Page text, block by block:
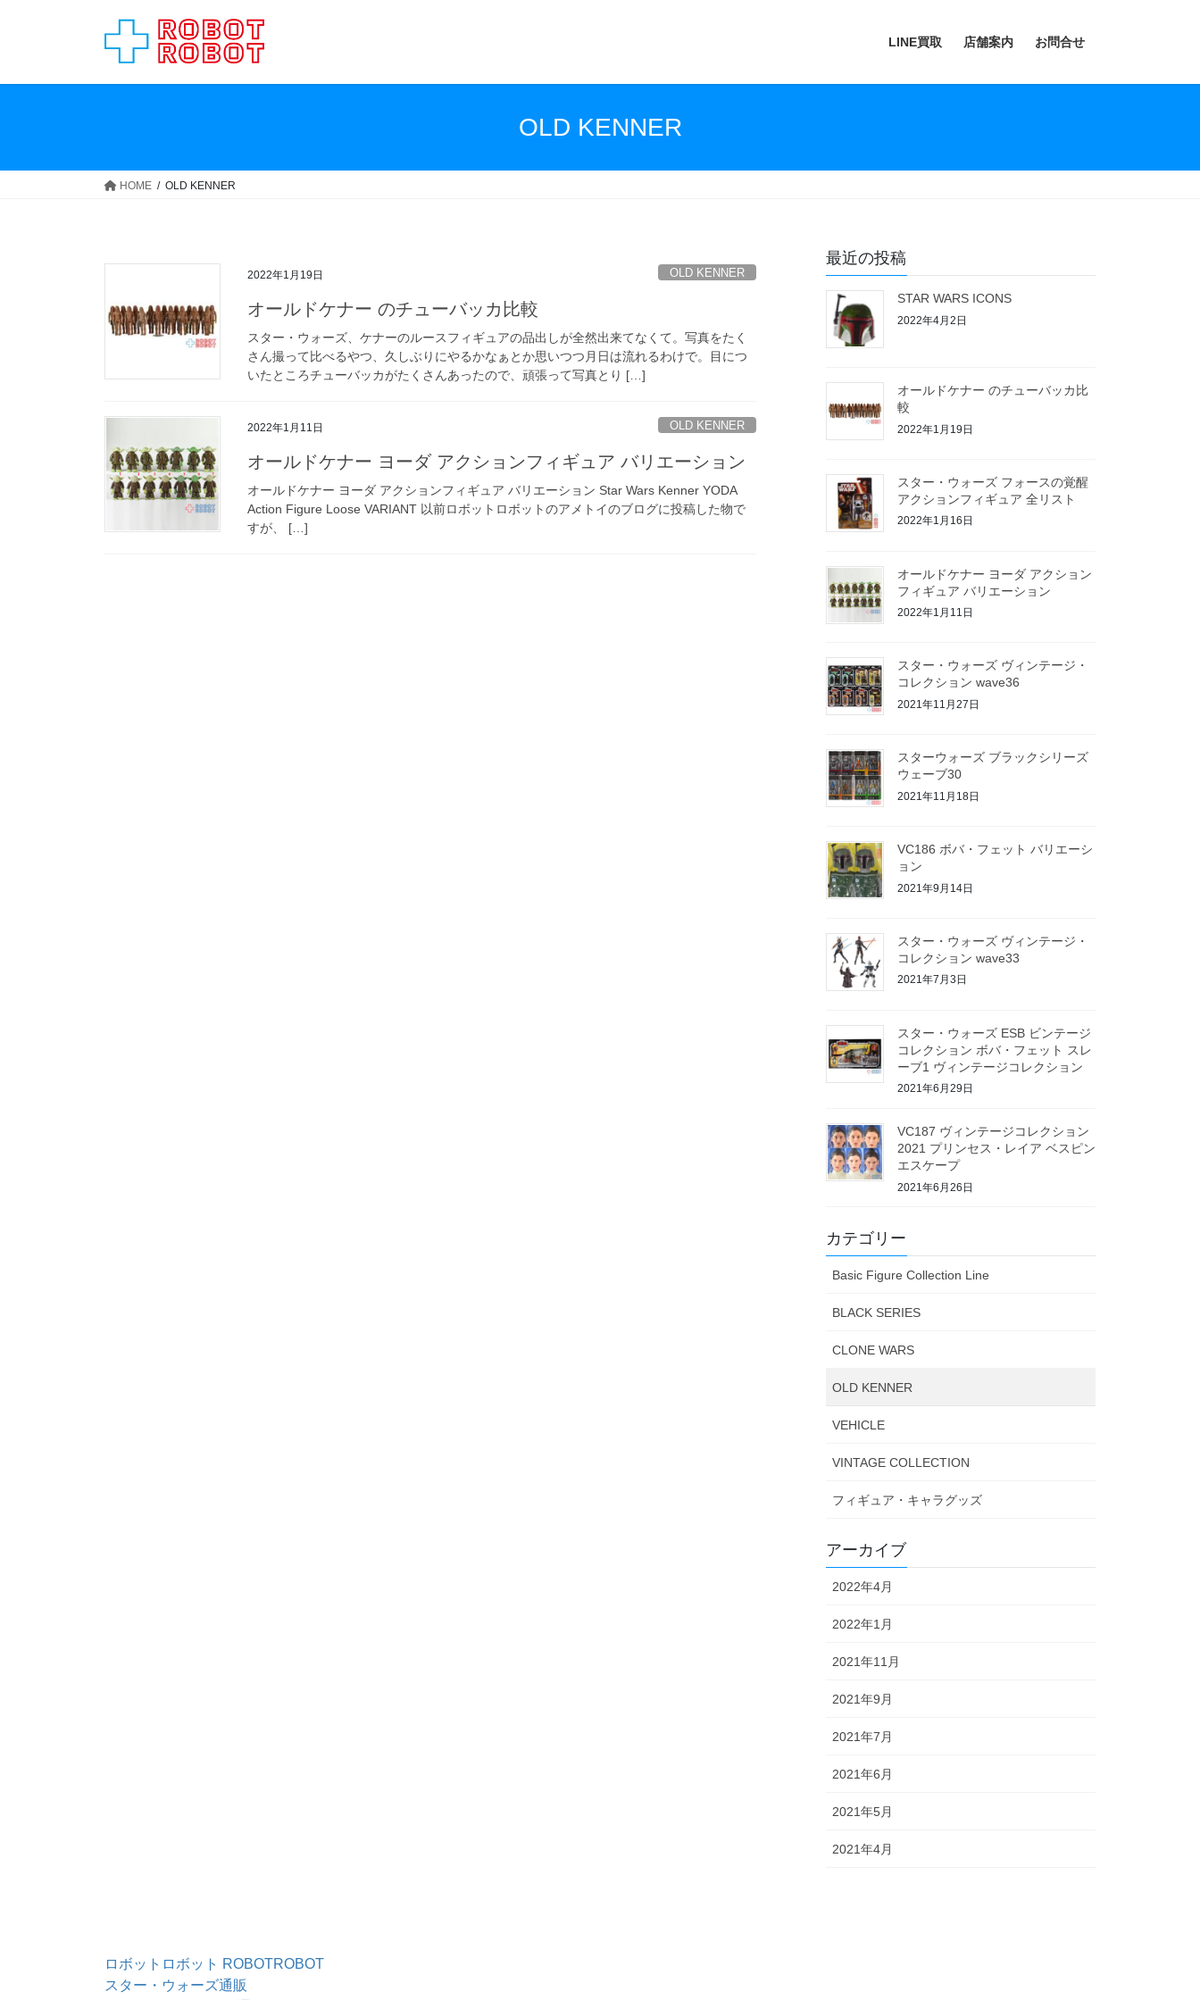
LINE買取 店舗案内 お問合せ
OLD KENNER
HOME OLD KENNER
2022年1月19日 OLD KENNER
オールドケナー のチューバッカ比較
スター・ウォーズ、ケナーのルースフィギュアの品出しが全然出来てなくて。写真をたく
さん撮って比べるやつ、久しぶりにやるかなぁとか思いつつ月日は流れるわけで。目につ
いたところチューバッカがたくさんあったので、頑張って写真とり […]
2022年1月11日 OLD KENNER
オールドケナー ヨーダ アクションフィギュア バリエーション
オールドケナー ヨーダ アクションフィギュア バリエーション Star Wars Kenner YODA
Action Figure Loose VARIANT 以前ロボットロボットのアメトイのブログに投稿した物で
すが、 […]
最近の投稿
STAR WARS ICONS
2022年4月2日
オールドケナー のチューバッカ比
較
2022年1月19日
スター・ウォーズ フォースの覚醒
アクションフィギュア 全リスト
2022年1月16日
オールドケナー ヨーダ アクション
フィギュア バリエーション
2022年1月11日
スター・ウォーズ ヴィンテージ・
コレクション wave36
2021年11月27日
スターウォーズ ブラックシリーズ
ウェーブ30
2021年11月18日
VC186 ボバ・フェット バリエーシ
ョン
2021年9月14日
スター・ウォーズ ヴィンテージ・
コレクション wave33
2021年7月3日
スター・ウォーズ ESB ビンテージ
コレクション ボバ・フェット スレ
ーブ1 ヴィンテージコレクション
2021年6月29日
VC187 ヴィンテージコレクション
2021 プリンセス・レイア ベスピン
エスケープ
2021年6月26日
カテゴリー
Basic Figure Collection Line
BLACK SERIES
CLONE WARS
OLD KENNER
VEHICLE
VINTAGE COLLECTION
フィギュア・キャラグッズ
アーカイブ
2022年4月
2022年1月
2021年11月
2021年9月
2021年7月
2021年6月
2021年5月
2021年4月
ロボットロボット ROBOTROBOT
スター・ウォーズ通販